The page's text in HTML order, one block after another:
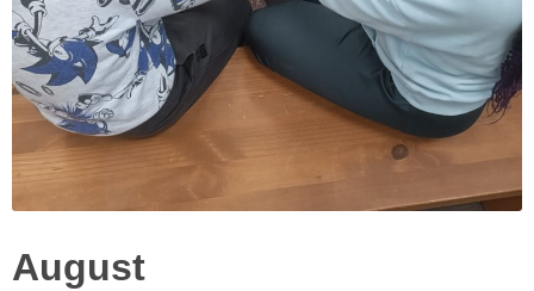
August